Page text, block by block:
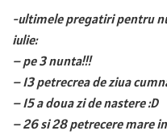
-ultimele pregatiri pentru
iulie:
– pe 3 nunta!!!
– 13 petrecrea de ziua
– 15 a doua zi de nastere :D
– 26 si 28 petrecere mare